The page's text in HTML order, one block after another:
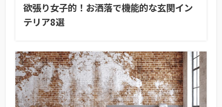
欲張り女子的！お洒落で機能的な玄関イン
テリア8選